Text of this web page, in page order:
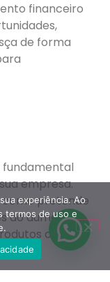
financeiro
de forma
fundamental
empresa.
como pretende
do aumento
ou da
experiência. Ao
termos de uso e